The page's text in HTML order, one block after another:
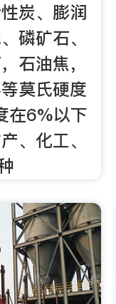
炭、膨润
磷矿石、
石油焦，
莫氏硬度
在6%以下
、化工、